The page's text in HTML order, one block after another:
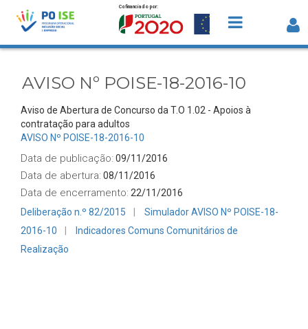
Saltar para o conteúdo
Avisos
Cofinanciado por:
AVISO Nº POISE-18-2016-10
Aviso de Abertura de Concurso da T.O 1.02 - Apoios à
contratação para adultos
AVISO Nº POISE-18-2016-10
Data de publicação: 09/11/2016
Data de abertura: 08/11/2016
Data de encerramento: 22/11/2016
Deliberação n.º 82/2015
Simulador AVISO Nº POISE-18-
2016-10
Indicadores Comuns Comunitários de
Realização